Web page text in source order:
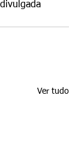
Ver tudo